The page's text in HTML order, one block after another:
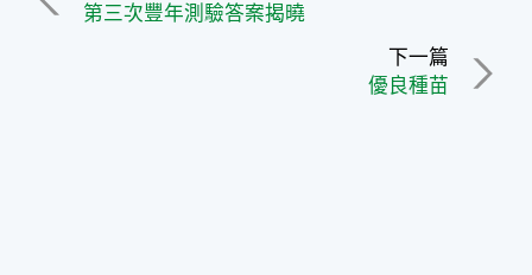
第三次豐年測驗答案揭曉
下一篇
優良種苗